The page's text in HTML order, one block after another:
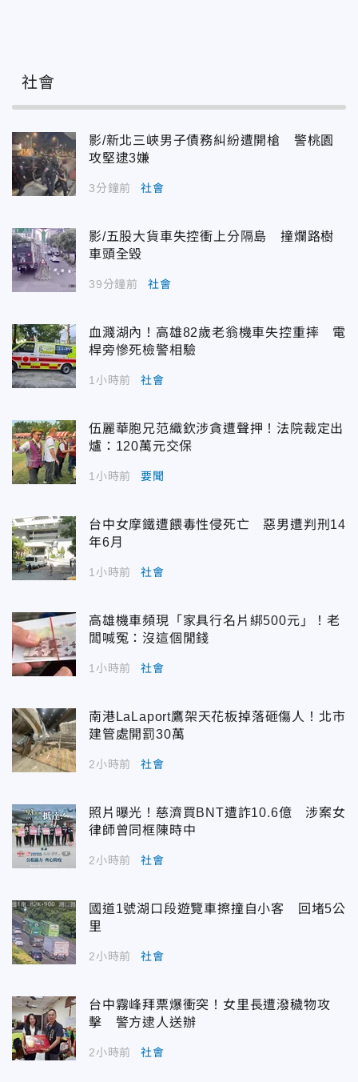
社會
影/新北三峽男子債務糾紛遭開槍 警桃園
攻堅逮3嫌
3分鐘前 社會
影/五股大貨車失控衝上分隔島 撞爛路樹
車頭全毀
39分鐘前 社會
血濺湖內！高雄82歲老翁機車失控重摔 電
桿旁慘死檢警相驗
1小時前 社會
伍麗華胞兄范織欽涉貪遭聲押！法院裁定出
爐：120萬元交保
1小時前 要聞
台中女摩鐵遭餵毒性侵死亡 惡男遭判刑14
年6月
1小時前 社會
高雄機車頻現「家具行名片綁500元」！老
闆喊冤：沒這個閒錢
1小時前 社會
南港LaLaport鷹架天花板掉落砸傷人！北市
建管處開罰30萬
2小時前 社會
照片曝光！慈濟買BNT遭詐10.6億 涉案女
律師曾同框陳時中
2小時前 社會
國道1號湖口段遊覽車擦撞自小客 回堵5公
里
2小時前 社會
台中霧峰拜票爆衝突！女里長遭潑穢物攻
擊 警方逮人送辦
2小時前 社會